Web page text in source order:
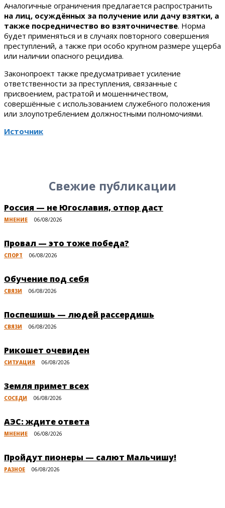
Аналогичные ограничения предлагается распространить
на лиц, осуждённых за получение или дачу взятки, а
также посредничество во взяточничестве. Норма
будет применяться и в случаях повторного совершения
преступлений, а также при особо крупном размере ущерба
или наличии опасного рецидива.
Законопроект также предусматривает усиление
ответственности за преступления, связанные с
присвоением, растратой и мошенничеством,
совершённые с использованием служебного положения
или злоупотреблением должностными полномочиями.
Источник
Свежие публикации
Россия — не Югославия, отпор даст
МНЕНИЕ 06/08/2026
Провал — это тоже победа?
СПОРТ 06/08/2026
Обучение под себя
СВЯЗИ 06/08/2026
Поспешишь — людей рассердишь
СВЯЗИ 06/08/2026
Рикошет очевиден
СИТУАЦИЯ 06/08/2026
Земля примет всех
СОСЕДИ 06/08/2026
АЭС: ждите ответа
МНЕНИЕ 06/08/2026
Пройдут пионеры — салют Мальчишу!
РАЗНОЕ 06/08/2026